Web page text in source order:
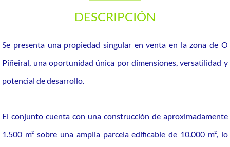
DESCRIPCIÓN
Se presenta una propiedad singular en venta en la zona de O
Piñeiral, una oportunidad única por dimensiones, versatilidad y
potencial de desarrollo.
El conjunto cuenta con una construcción de aproximadamente
1.500 m² sobre una amplia parcela edificable de 10.000 m², lo